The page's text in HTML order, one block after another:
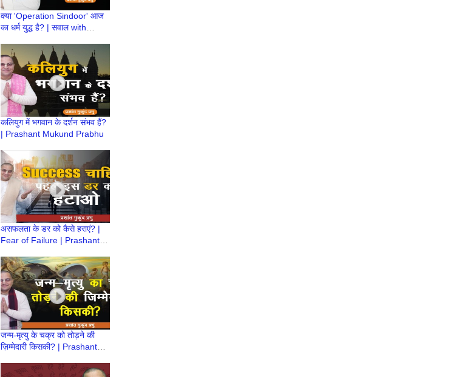
क्या 'Operation Sindoor' आज
का धर्म युद्ध है? | सवाल with
कलियुग में भगवान के दर्शन संभव हैं?
| Prashant Mukund Prabhu
असफलता के डर को कैसे हराएं? |
Fear of Failure | Prashant
जन्म-मृत्यु के चक्र को तोड़ने की
ज़िम्मेदारी किसकी? | Prashant